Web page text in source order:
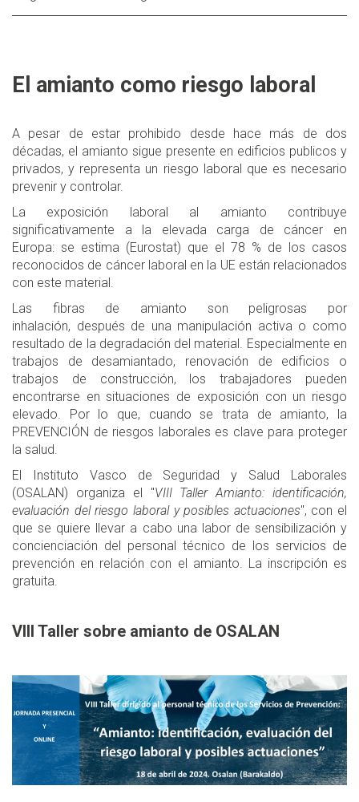
El amianto como riesgo laboral
A pesar de estar prohibido desde hace más de dos
décadas, el amianto sigue presente en edificios publicos y
privados, y representa un riesgo laboral que es necesario
prevenir y controlar.
La exposición laboral al amianto contribuye
significativamente a la elevada carga de cáncer en
Europa: se estima (Eurostat) que el 78 % de los casos
reconocidos de cáncer laboral en la UE están relacionados
con este material.
Las fibras de amianto son peligrosas por
inhalación, después de una manipulación activa o como
resultado de la degradación del material. Especialmente en
trabajos de desamiantado, renovación de edificios o
trabajos de construcción, los trabajadores pueden
encontrarse en situaciones de exposición con un riesgo
elevado. Por lo que, cuando se trata de amianto, la
PREVENCIÓN de riesgos laborales es clave para proteger
la salud.
El Instituto Vasco de Seguridad y Salud Laborales
(OSALAN) organiza el "VIII Taller Amianto: identificación,
evaluación del riesgo laboral y posibles actuaciones", con el
que se quiere llevar a cabo una labor de sensibilización y
concienciación del personal técnico de los servicios de
prevención en relación con el amianto. La inscripción es
gratuita.
VIII Taller sobre amianto de OSALAN